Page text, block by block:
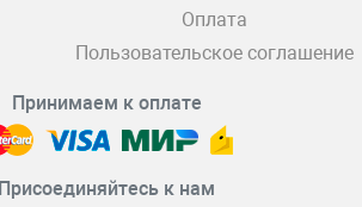
Оплата
Пользовательское соглашение
Принимаем к оплате
Присоединяйтесь к нам